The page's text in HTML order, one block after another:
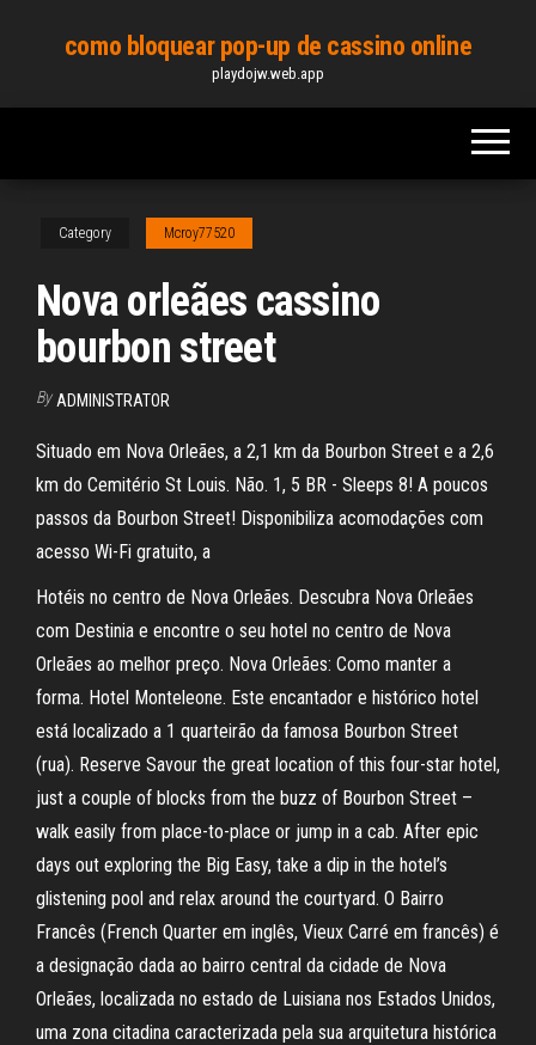
content
como bloquear pop-up de cassino online
playdojw.web.app
Category Mcroy77520
Nova orleães cassino
bourbon street
By ADMINISTRATOR
Situado em Nova Orleães, a 2,1 km da Bourbon Street e a 2,6
km do Cemitério St Louis. Não. 1, 5 BR - Sleeps 8! A poucos
passos da Bourbon Street! Disponibiliza acomodações com
acesso Wi-Fi gratuito, a
Hotéis no centro de Nova Orleães. Descubra Nova Orleães
com Destinia e encontre o seu hotel no centro de Nova
Orleães ao melhor preço. Nova Orleães: Como manter a
forma. Hotel Monteleone. Este encantador e histórico hotel
está localizado a 1 quarteirão da famosa Bourbon Street
(rua). Reserve Savour the great location of this four-star hotel,
just a couple of blocks from the buzz of Bourbon Street –
walk easily from place-to-place or jump in a cab. After epic
days out exploring the Big Easy, take a dip in the hotel’s
glistening pool and relax around the courtyard. O Bairro
Francês (French Quarter em inglês, Vieux Carré em francês) é
a designação dada ao bairro central da cidade de Nova
Orleães, localizada no estado de Luisiana nos Estados Unidos,
uma zona citadina caracterizada pela sua arquitetura histórica